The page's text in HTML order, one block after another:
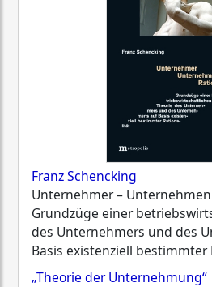
Franz Schencking
Unternehmer –
Grundzüge einer
des Unternehmers und des
Basis existenziell
„Theorie der Unternehmung“